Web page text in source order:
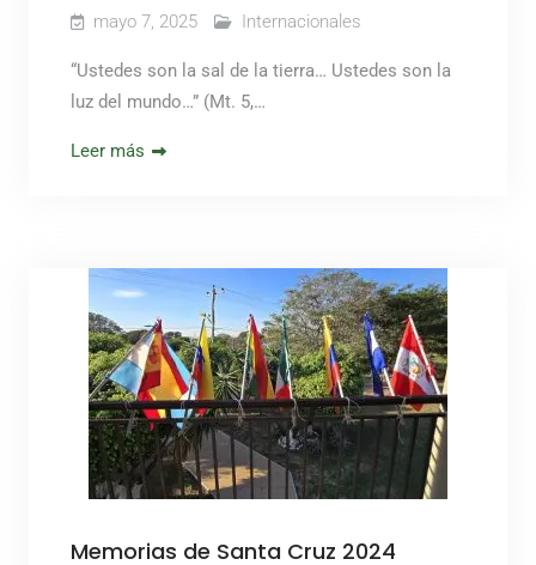
mayo 7, 2025 Internacionales
“Ustedes son la sal de la tierra… Ustedes son la
luz del mundo…” (Mt. 5,…
Leer más
Memorias de Santa Cruz 2024